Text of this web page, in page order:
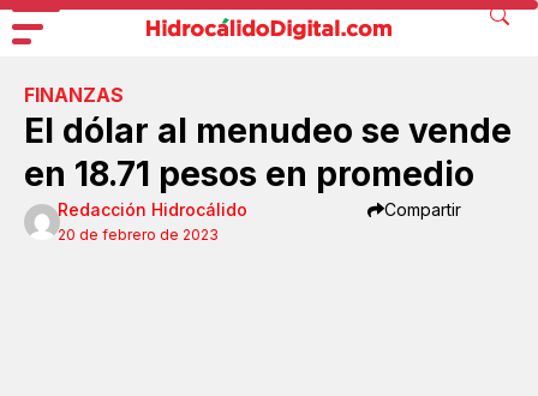
FINANZAS
El dólar al menudeo se vende
en 18.71 pesos en promedio
Redacción Hidrocálido
20 de febrero de 2023
Compartir